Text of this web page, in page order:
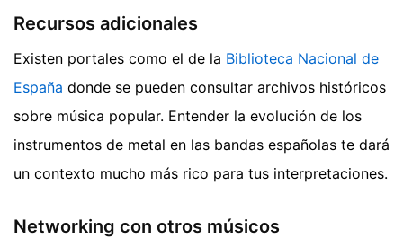
Recursos adicionales
Existen portales como el de la Biblioteca Nacional de
España donde se pueden consultar archivos históricos
sobre música popular. Entender la evolución de los
instrumentos de metal en las bandas españolas te dará
un contexto mucho más rico para tus interpretaciones.
Networking con otros músicos